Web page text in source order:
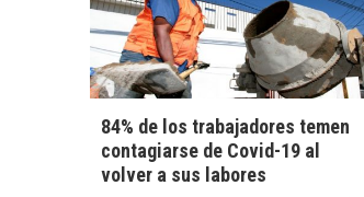
84% de los trabajadores temen
contagiarse de Covid-19 al
volver a sus labores